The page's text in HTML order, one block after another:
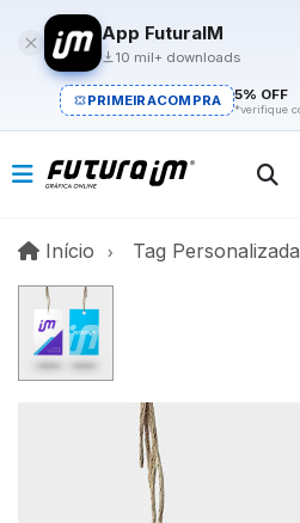
App FuturaIM
10 mil+ downloads
PRIMEIRACOMPRA 5% OFF
*verifique
Início InícioTag Personalizada